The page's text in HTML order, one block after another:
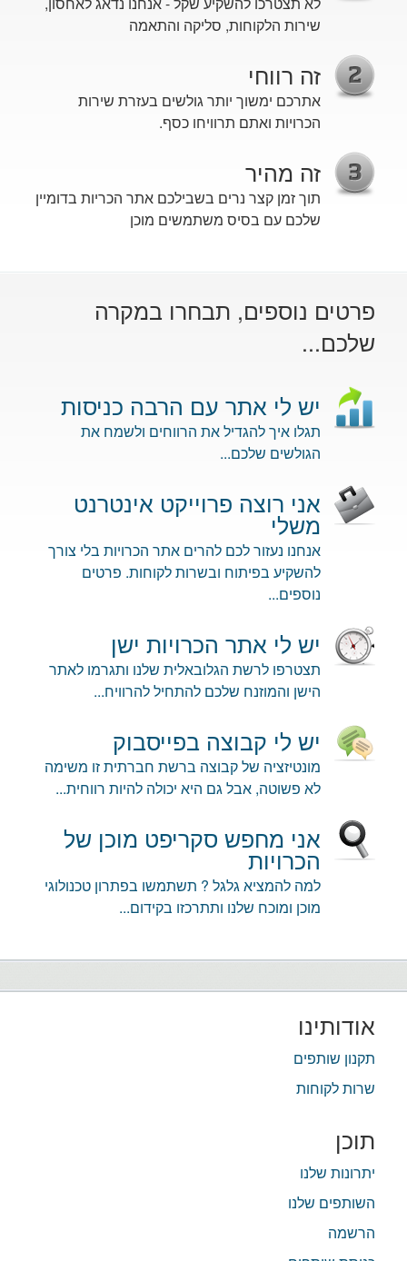
שירות הלקוחות, סליקה והתאמה
זה רווחי
אתרכם ימשוך יותר גולשים בעזרת שירות
הכרויות ואתם תרוויחו כסף.
זה מהיר
תוך זמן קצר נרים בשבילכם אתר הכריות בדומיין
שלכם עם בסיס משתמשים מוכן
פרטים נוספים, תבחרו במקרה
שלכם...
יש לי אתר עם הרבה כניסות
תגלו איך להגדיל את הרווחים ולשמח את
הגולשים שלכם...
אני רוצה פרוייקט אינטרנט
משלי
אנחנו נעזור לכם להרים אתר הכרויות בלי צורך
להשקיע בפיתוח ובשרות לקוחות. פרטים
נוספים...
יש לי אתר הכרויות ישן
תצטרפו לרשת הגלובאלית שלנו ותגרמו לאתר
הישן והמוזנח שלכם להתחיל להרוויח...
יש לי קבוצה בפייסבוק
מונטיזציה של קבוצה ברשת חברתית זו משימה
לא פשוטה, אבל גם היא יכולה להיות רווחית...
אני מחפש סקריפט מוכן של
הכרויות
למה להמציא גלגל ? תשתמשו בפתרון טכנולוגי
מוכן ומוכח שלנו ותתרכזו בקידום...
אודותינו
תקנון שותפים
שרות לקוחות
תוכן
יתרונות שלנו
השותפים שלנו
הרשמה